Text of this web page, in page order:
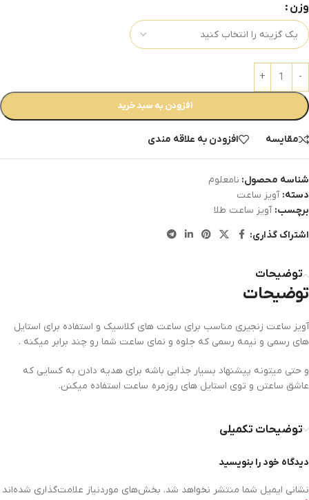
وزن
افزودن به سبد خرید
مقایسه افزودن به علاقه مندی
شناسه محصول: نامعلوم
دسته: آویز ساعت
برچسب: آویز ساعت طلا
اشتراک گذاری:
توضیحات
توضیحات
آویز ساعت زنجیری مناسب برای ساعت های کلاسیک و استفاده برای استایل
های رسمی و نیمه رسمی که جلوه و نمای ساعت شما رو چند برابر میکنه .
و حتی میتونه پیشنهاد بسیار جذابی باشه برای هدیه دادن به کسایی که
عاشق ساعتن و توی استایل های روزمره ساعت استفاده میکنن.
توضیحات تکمیلی
دیدگاه خود را بنویسید
نشانی ایمیل شما منتشر نخواهد شد. بخش‌های موردنیاز علامت‌گذاری شده‌اند